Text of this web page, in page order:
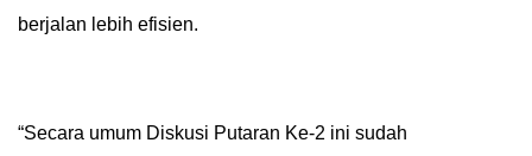
berjalan lebih efisien.
“Secara umum Diskusi Putaran Ke-2 ini sudah